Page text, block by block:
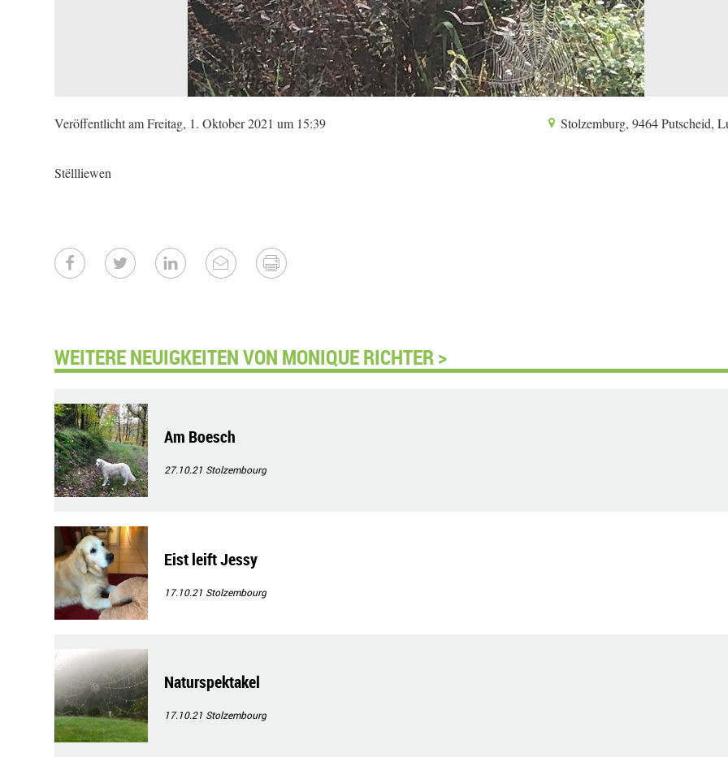
Veröffentlicht am Freitag, 1. Oktober 2021 um 15:39 Stolzemburg, 9464 Putscheid,
Stëllliewen
WEITERE NEUIGKEITEN VON MONIQUE RICHTER >
Am Boesch
27.10.21 Stolzembourg
Eist leift Jessy
17.10.21 Stolzembourg
Naturspektakel
17.10.21 Stolzembourg